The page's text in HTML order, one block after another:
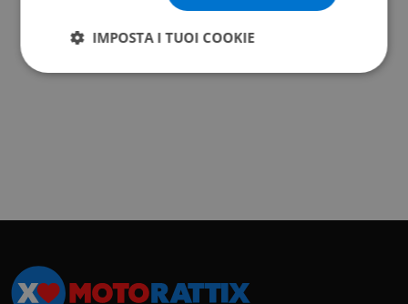
IMPOSTA I TUOI COOKIE